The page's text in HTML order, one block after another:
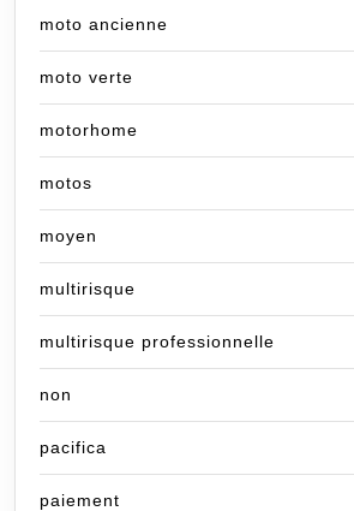
moto ancienne
moto verte
motorhome
motos
moyen
multirisque
multirisque professionnelle
non
pacifica
paiement